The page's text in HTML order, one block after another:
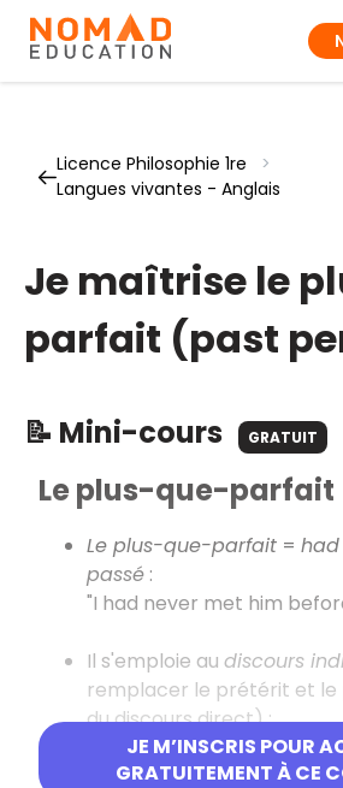
Licence Philosophie 1re
>
Langues vivantes - Anglais
Je maîtrise le
parfait (past
📝 Mini-cours GRATUIT
JE M’INSCRIS POUR
GRATUITEMENT À CE
Le plus-que-parfait
Le plus-que-parfait =
passé :
"I had never met him
Il s'emploie au discours
remplacer le prétérit et
du discours direct) :
"I told him I had never